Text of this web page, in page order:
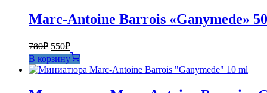
Marc-Antoine Barrois «Ganymede»
780₽ Первоначальная
цена
составляла
550₽Текущая
цена:
550₽.
В корзину